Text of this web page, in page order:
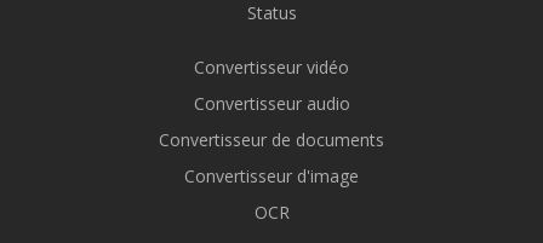
Status
Convertisseur vidéo
Convertisseur audio
Convertisseur de documents
Convertisseur d'image
OCR